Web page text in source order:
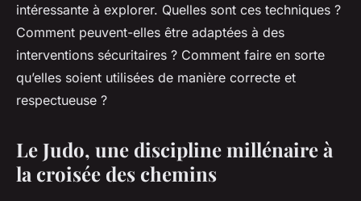
intéressante à explorer. Quelles sont ces techniques ?
Comment peuvent-elles être adaptées à des
interventions sécuritaires ? Comment faire en sorte
qu’elles soient utilisées de manière correcte et
respectueuse ?
Le Judo, une discipline millénaire à
la croisée des chemins